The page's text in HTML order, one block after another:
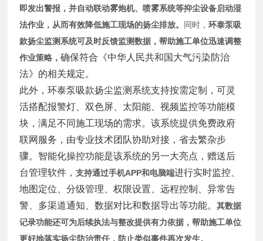
即发出警报，并自动联动雾炮机、喷雾系统等抑尘设备启动湿
法作业，从而有效降低施工现场的扬尘排放。 同时，环泰泵吸
款扬尘监测系统可及时反馈监测数据，帮助施工单位迅速调整
作业策略，确保符合《中华人民共和国大气污染防治
法》的相关规定。
此外，环泰泵吸款扬尘监测系统支持按需定制，可灵
活搭配报警灯、双色屏、太阳能、视频监控等功能模
块，满足不同施工现场的需求。该系统提供免费政府
联网服务，由专业技术团队协助对接，省去繁杂步
骤。智能化操控功能是该系统的另一大亮点，赠送后
台管理软件，支持通过手机APP和电脑端进行实时监控、
地图定位、分级管理、权限设置、远程控制、异常告
警、多渠道通知、数据对比和数据导出等功能。其数据
记录功能还可为后续执法与整改提供有力依据，帮助施工单位
更好地落实扬尘防治责任，防止类似事件再次发生。